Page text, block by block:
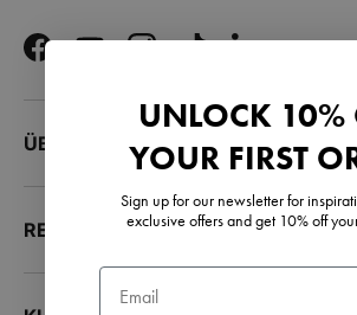
Facebook
ÜBER UNS
RESSOURCEN
UNLOCK 10%
YOUR FIRST
Sign up for our newsletter for
exclusive offers and get 10% off
Email